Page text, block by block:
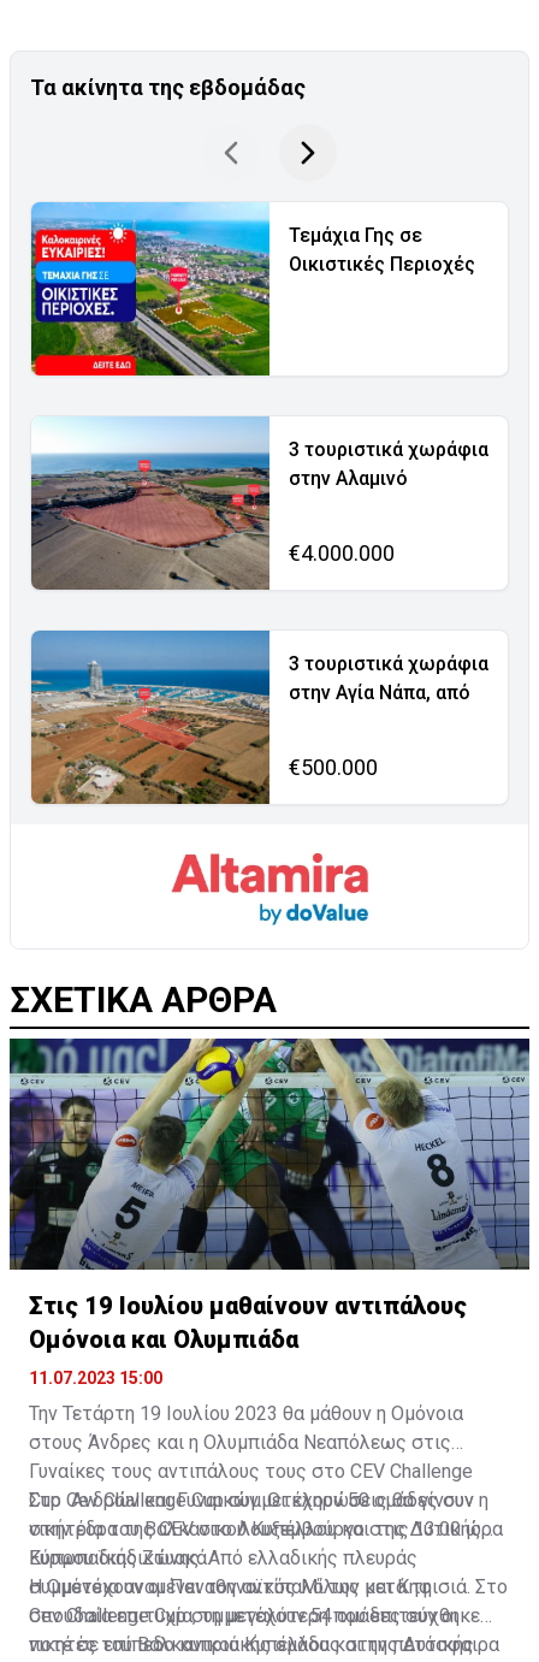
Τα ακίνητα της εβδομάδας
Τεμάχια Γης σε
Οικιστικές Περιοχές
3 τουριστικά χωράφια
στην Αλαμινό
€4.000.000
3 τουριστικά χωράφια
στην Αγία Νάπα, από
€500.000
ΣΧΕΤΙΚΑ ΑΡΘΡΑ
Στις 19 Ιουλίου μαθαίνουν αντιπάλους
Ομόνοια και Ολυμπιάδα
11.07.2023 15:00
Την Τετάρτη 19 Ιουλίου 2023 θα μάθουν η Ομόνοια
στους Άνδρες και η Ολυμπιάδα Νεαπόλεως στις
Γυναίκες τους αντιπάλους τους στο CEV Challenge
Cup Ανδρών και Γυναικών. Οι κληρώσεις θα γίνουν
στην έδρα της CEV στο Λουξεμβούργο στις 13:00 ώρα
Κύπρου διαδικτυακά.
Στο Cev Challenge Cup συμμετέχουν 50 ομάδες συν η
νικήτρια του Βαλκανικού Κυπέλλου και της Δυτικής
Ευρωπαϊκής Ζώνης. Από ελλαδικής πλευράς
συμμετέχουν οι Παναθηναϊκός Μίλων και Κηφισιά. Στο
Cev Challenge Cup συμμετέχουν 54 ομάδες συν οι
νικητές του Βαλκανικού Κυπέλλου και της Δυτικής
Η Ομόνοια αναμένει τον αντίπαλό της μετά τη
σπουδαία επιτυχία, τη μεγαλύτερη που επιτεύχθηκε
ποτέ σε επίπεδο κυπριακής ομάδας στην πετόσφαιρα